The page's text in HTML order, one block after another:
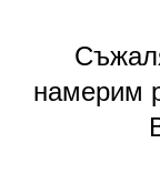
намерим